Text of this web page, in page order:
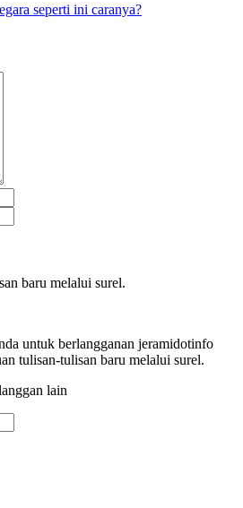
seperti ini caranya?
baru melalui surel.
untuk berlangganan jeramidotinfo
tulisan-tulisan baru melalui surel.
lain